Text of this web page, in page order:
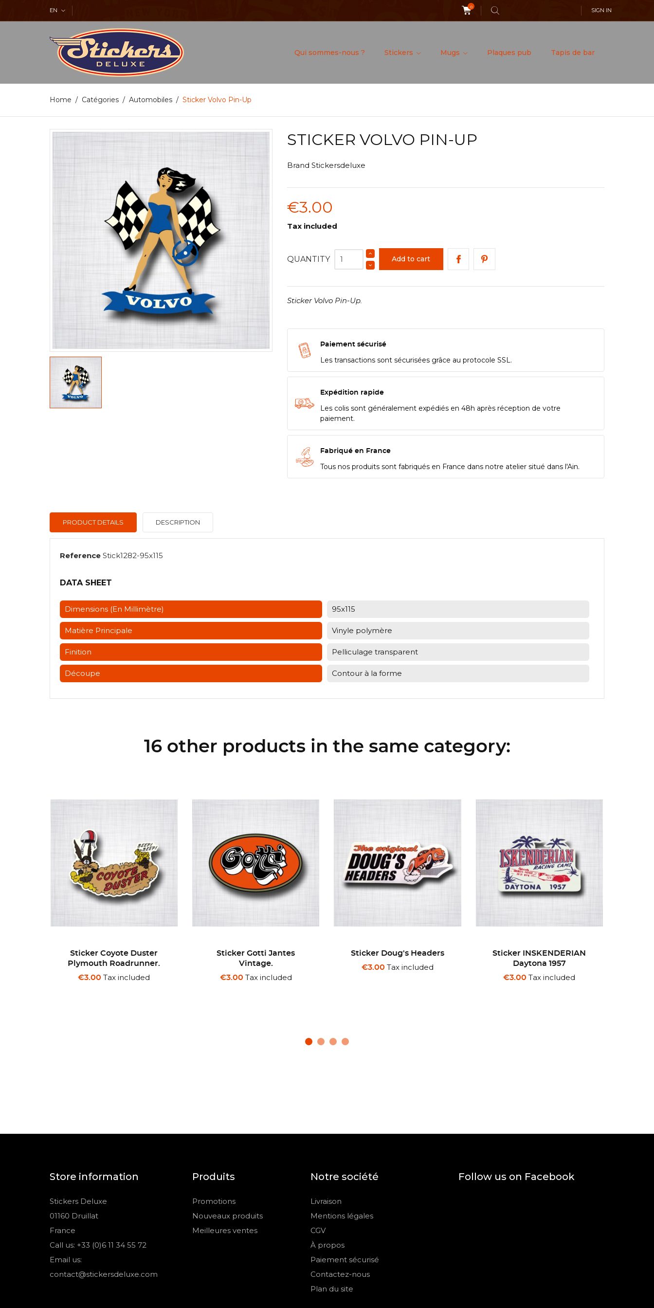
EN 0 SIGN IN
Qui sommes-nous ? Stickers Mugs Plaques pub Tapis de bar
Home Catégories Automobiles Sticker Volvo Pin-Up
STICKER VOLVO PIN-UP
Brand Stickersdeluxe
€3.00
Tax included
QUANTITY Add to cart
Sticker Volvo Pin-Up.
Paiement sécurisé
Les transactions sont sécurisées grâce au protocole SSL.
Expédition rapide
Les colis sont généralement expédiés en 48h après réception de votre
paiement.
Fabriqué en France
Tous nos produits sont fabriqués en France dans notre atelier situé dans l'Ain.
PRODUCT DETAILS DESCRIPTION
Reference Stick1282-95x115
DATA SHEET
Dimensions (en Millimètre) 95x115
Matière Principale Vinyle polymère
Finition Pelliculage transparent
Découpe Contour à la forme
16 other products in the same category:
Sticker Gotti Jantes
Vintage.
€3.00 Tax included
Sticker Doug's Headers
€3.00Tax included
Sticker INSKENDERIAN
Daytona 1957
Sticker Edelbrock
Equipped
€3.00 Tax included
Store information
Stickers Deluxe
01160 Druillat
France
Call us: +33 (0)6 11 34 55 72
Email us:
contact@stickersdeluxe.com
Produits
Promotions
Nouveaux produits
Meilleures ventes
Notre société
Livraison
Mentions légales
CGV
À propos
Paiement sécurisé
Contactez-nous
Plan du site
Follow us on Facebook